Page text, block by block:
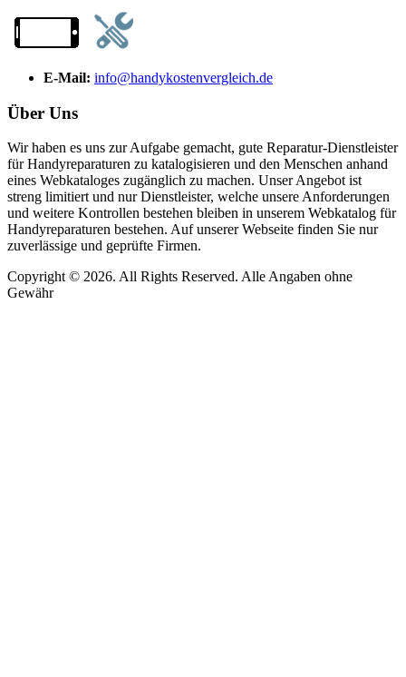
E-Mail: info@handykostenvergleich.de
Über Uns
Wir haben es uns zur Aufgabe gemacht, gute Reparatur-Dienstleister
für Handyreparaturen zu katalogisieren und den Menschen anhand
eines Webkataloges zugänglich zu machen. Unser Angebot ist
streng limitiert und nur Dienstleister, welche unsere Anforderungen
und weitere Kontrollen bestehen bleiben in unserem Webkatalog für
Handyreparaturen bestehen. Auf unserer Webseite finden Sie nur
zuverlässige und geprüfte Firmen.
Copyright © 2026. All Rights Reserved. Alle Angaben ohne
Gewähr